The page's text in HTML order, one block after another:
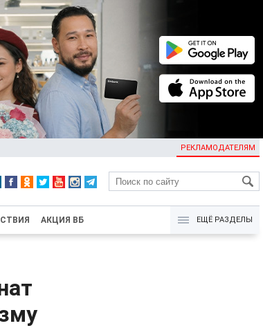
РЕКЛАМОДАТЕЛЯМ
KG
АКЦИЯ ВБ ЕЩЁ РАЗДЕЛЫ